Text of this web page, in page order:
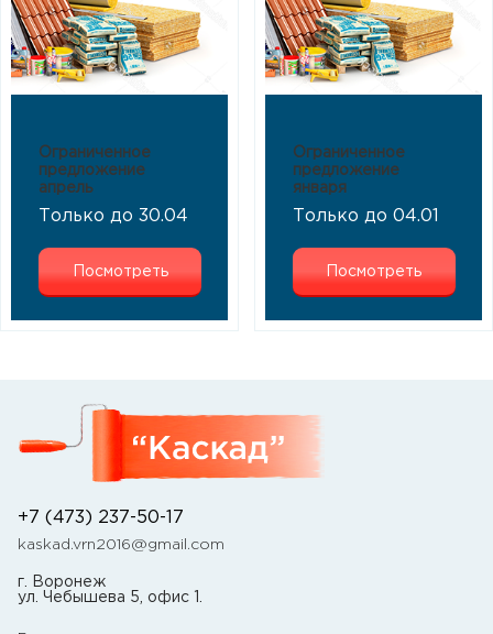
Ограниченное
предложение
апрель
Только до 30.04
Посмотреть
Ограниченное
предложение
января
Только до 04.01
Посмотреть
+7 (473) 237-50-17
kaskad.vrn2016@gmail.com
г. Воронеж
ул. Чебышева 5, офис 1.